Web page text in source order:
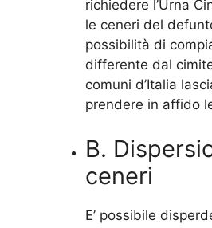
richiedere l’Urna
le ceneri del
possibilità di
differente dal
comuni d’Italia
prendere in affido
B.
ceneri
E’ possibile